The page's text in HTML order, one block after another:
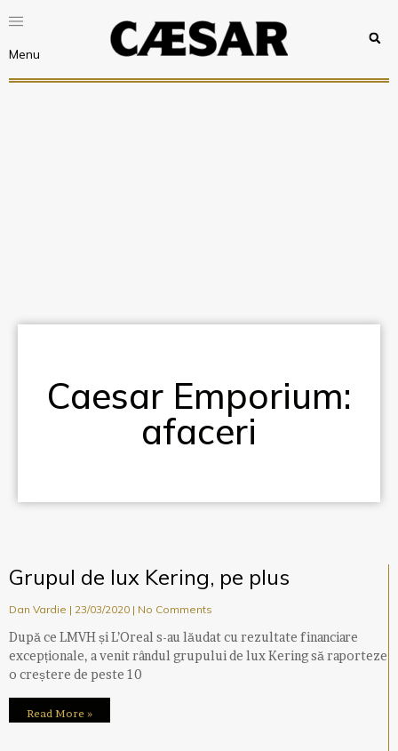
Menu
Caesar Emporium:
afaceri
Grupul de lux Kering, pe plus
Dan Vardie 23/03/2020 No Comments
După ce LMVH și L’Oreal s-au lăudat cu rezultate financiare
excepționale, a venit rândul grupului de lux Kering să raporteze
o creștere de peste 10
Read More »